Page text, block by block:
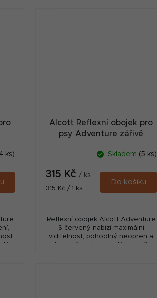
ks)
Alcott Reflexní obojek pro
psy Adventure zářivě
Skladem (5 ks)
315 Kč / ks
Měrná
315 Kč / 1 ks
Do košíku
Reflexní obojek Alcott Adventure
S červený nabízí maximální
viditelnost, pohodlný neopren a
bezpečnost pro malé psy při